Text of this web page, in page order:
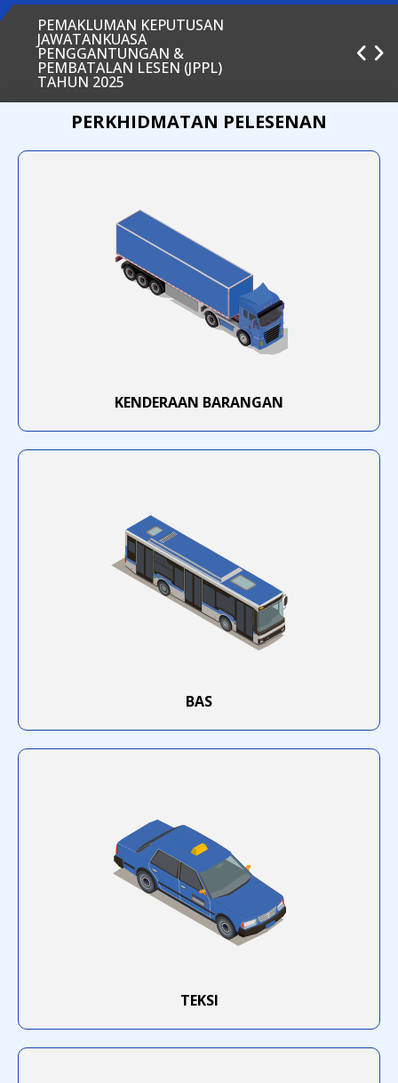
PEMAKLUMAN KEPUTUSAN
JAWATANKUASA
PENGGANTUNGAN &
PEMBATALAN LESEN (JPPL)
TAHUN 2025
INFOGRAFIK PEMBATALAN EVP
SIARAN MEDIA AGENSI
PENGANGKUTAN AWAM DARAT
(APAD) MENGENAI KADAR
TAMBANG DAN KATEGORI BAS
KENYATAAN AWAM - PELESENAN
SECARA ATAS TALIAN
APAD : PROGRAM INISIATIF
MEREMAJAKAN INDUSTRI TEKSI
BERSAMA PROTON
PERKHIDMATAN PELESENAN
KENDERAAN BARANGAN
BAS
TEKSI